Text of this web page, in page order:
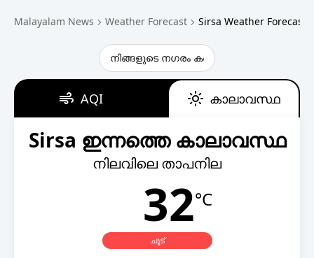
Religion
Photo
Short Videos
Malayalam News Weather Forecast Sirsa Weather Forecast
AQI കാലാവസ്ഥ
Sirsa ഇന്നത്തെ കാലാവസ്ഥ
നിലവിലെ താപനില
32°C
ചൂട്